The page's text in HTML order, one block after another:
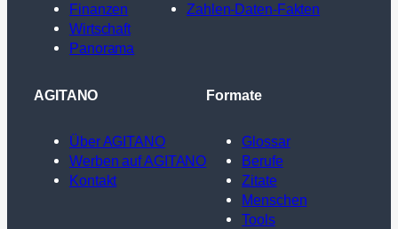
Finanzen
Wirtschaft
Panorama
Zahlen-Daten-Fakten
AGITANO
Über AGITANO
Werben auf AGITANO
Kontakt
Formate
Glossar
Berufe
Zitate
Menschen
Tools